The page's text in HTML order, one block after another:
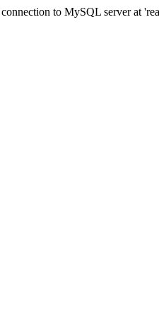
to MySQL server at